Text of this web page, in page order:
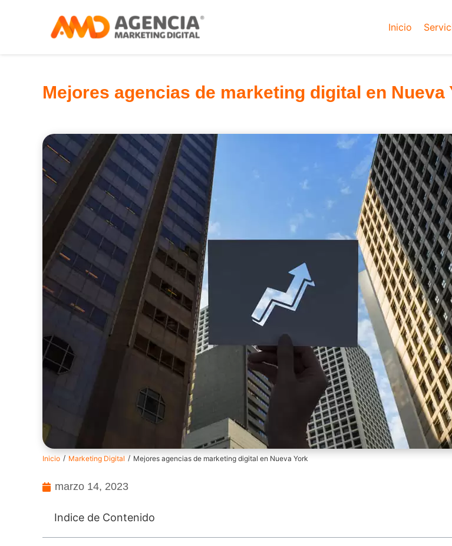
Inicio
Mejores agencias de marketing digital en Nueva
Inicio / Marketing Digital / Mejores agencias de marketing digital en Nueva York
marzo 14, 2023
Indice de Contenido